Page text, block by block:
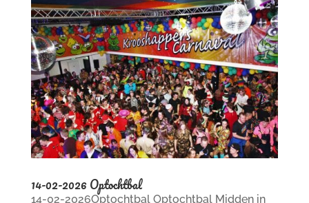
14-02-2026 Optochtbal
14-02-2026Optochtbal Optochtbal Midden in